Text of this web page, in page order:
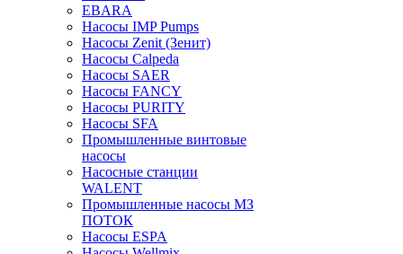
EBARA
Насосы IMP Pumps
Насосы Zenit (Зенит)
Насосы Calpeda
Насосы SAER
Насосы FANCY
Насосы PURITY
Насосы SFA
Промышленные винтовые
насосы
Насосные станции
WALENT
Промышленные насосы МЗ
ПОТОК
Насосы ESPA